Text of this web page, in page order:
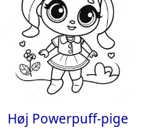
Høj Powerpuff-pige